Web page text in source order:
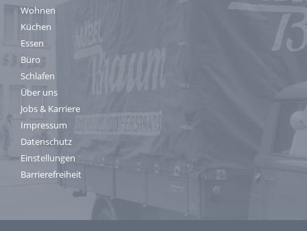
Wohnen
Küchen
Essen
Büro
Schlafen
Über uns
Jobs & Karriere
Impressum
Datenschutz
Einstellungen
Barrierefreiheit